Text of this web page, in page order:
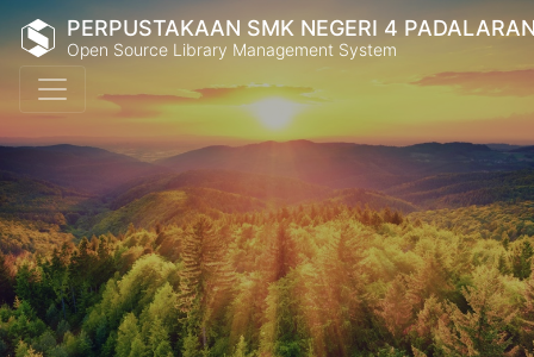
PERPUSTAKAAN SMK NEGERI 4
Open Source Library Management System